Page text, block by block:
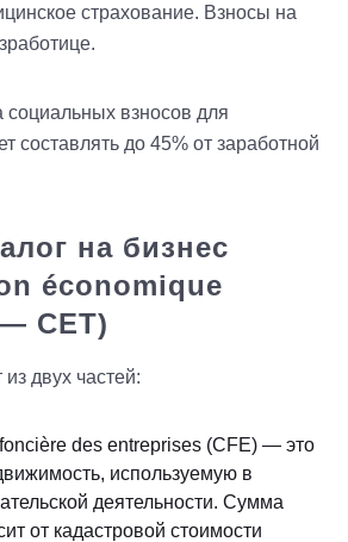
страхование. Взносы на
социальных взносов для
составлять до 45% от заработной
на бизнес
économique
CET)
из двух частей:
des entreprises (CFE) — это
используемую в
деятельности. Сумма
от кадастровой стоимости